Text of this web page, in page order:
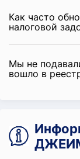
Как часто
налоговой
Мы не
вошло в
ДЖЕИМ